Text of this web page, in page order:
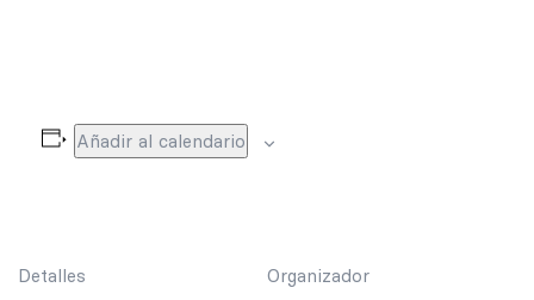
Añadir al calendario
Detalles
Organizador